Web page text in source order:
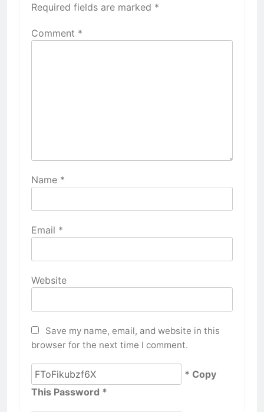
Required fields are marked *
Comment *
Name *
Email *
Website
Save my name, email, and website in this
browser for the next time I comment.
* Copy
This Password *